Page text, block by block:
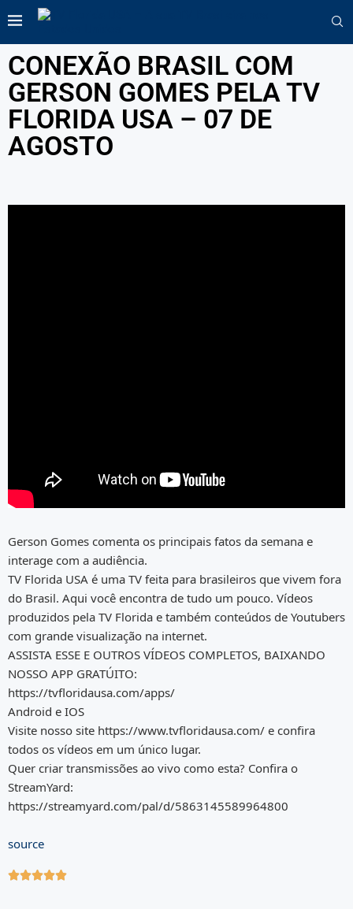
CONEXÃO BRASIL COM
GERSON GOMES PELA TV
FLORIDA USA – 07 DE
AGOSTO
Gerson Gomes comenta os principais fatos da semana e
interage com a audiência.
TV Florida USA é uma TV feita para brasileiros que vivem fora
do Brasil. Aqui você encontra de tudo um pouco. Vídeos
produzidos pela TV Florida e também conteúdos de Youtubers
com grande visualização na internet.
ASSISTA ESSE E OUTROS VÍDEOS COMPLETOS, BAIXANDO
NOSSO APP GRATÚITO:
https://tvfloridausa.com/apps/
Android e IOS
Visite nosso site https://www.tvfloridausa.com/ e confira
todos os vídeos em um único lugar.
Quer criar transmissões ao vivo como esta? Confira o
StreamYard:
https://streamyard.com/pal/d/5863145589964800
source
